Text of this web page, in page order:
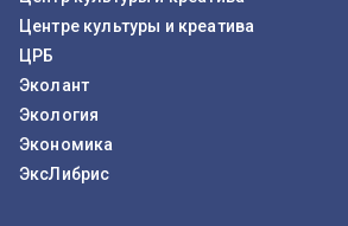
Центре культуры и креатива
ЦРБ
Эколант
Экология
Экономика
ЭксЛибрис